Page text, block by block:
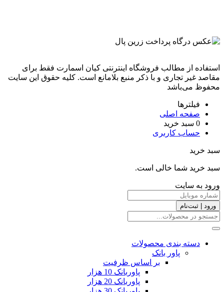
استفاده از مطالب فروشگاه اینترنتی کیان اسمارت فقط برای
مقاصد غیر تجاری و با ذکر منبع بلامانع است. کليه حقوق اين سايت
محفوظ می‌باشد
فیلترها
صفحه اصلی
0 سبد خرید
حساب کاربری
سبد خرید
سبد خرید شما خالی است.
ورود به سایت
ورود | ثبت‌نام
دسته بندی محصولات
پاور بانک
بر اساس ظرفیت
پاوربانک 10 هزار
پاوربانک 20 هزار